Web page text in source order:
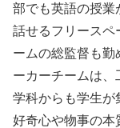
部でも英語の授業
話せるフリースペ
ームの総監督も勤
ーカーチームは
学科からも学生が
好奇心や物事の本